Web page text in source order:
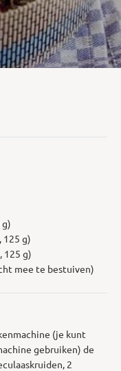
125 g)
125 g)
mee te bestuiven)
(je kunt
gebruiken) de
2